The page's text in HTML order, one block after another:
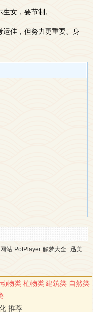
女，要节制。
运佳，但努力更重要、身
站 PotPlayer 解梦大全 迅美
动物类 植物类 建筑类 自然类
推荐